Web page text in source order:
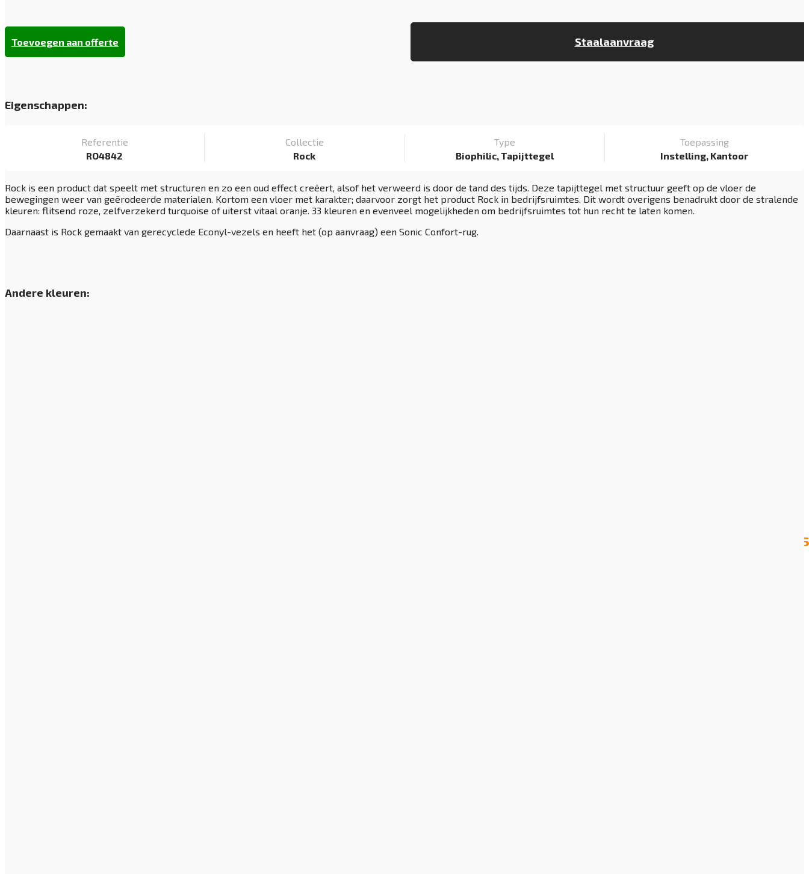
Staalaanvraag
Toevoegen aan offerte
Eigenschappen:
Referentie
RO4842
Collectie
Rock
Type
Biophilic, Tapijttegel
Toepassing
Instelling, Kantoor
Rock is een product dat speelt met structuren en zo een oud effect creëert, alsof het verweerd is door de tand des tijds. Deze tapijttegel met structuur geeft op de vloer de
bewegingen weer van geërodeerde materialen. Kortom een vloer met karakter; daarvoor zorgt het product Rock in bedrijfsruimtes. Dit wordt overigens benadrukt door de stralende
kleuren: flitsend roze, zelfverzekerd turquoise of uiterst vitaal oranje. 33 kleuren en evenveel mogelijkheden om bedrijfsruimtes tot hun recht te laten komen.
Daarnaast is Rock gemaakt van gerecyclede Econyl-vezels en heeft het (op aanvraag) een Sonic Confort-rug.
Andere kleuren: